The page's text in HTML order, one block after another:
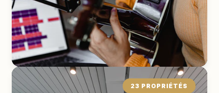
23 PROPRIÉTÉS